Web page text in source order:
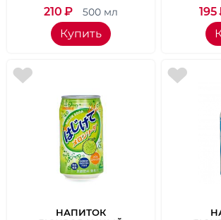
210 ₽ 500 мл
Купить
195
НАПИТОК